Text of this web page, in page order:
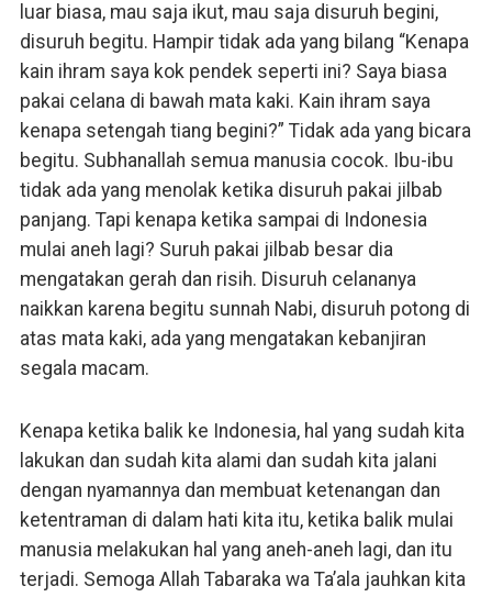
luar biasa, mau saja ikut, mau saja disuruh begini,
disuruh begitu. Hampir tidak ada yang bilang “Kenapa
kain ihram saya kok pendek seperti ini? Saya biasa
pakai celana di bawah mata kaki. Kain ihram saya
kenapa setengah tiang begini?” Tidak ada yang bicara
begitu. Subhanallah semua manusia cocok. Ibu-ibu
tidak ada yang menolak ketika disuruh pakai jilbab
panjang. Tapi kenapa ketika sampai di Indonesia
mulai aneh lagi? Suruh pakai jilbab besar dia
mengatakan gerah dan risih. Disuruh celananya
naikkan karena begitu sunnah Nabi, disuruh potong di
atas mata kaki, ada yang mengatakan kebanjiran
segala macam.
Kenapa ketika balik ke Indonesia, hal yang sudah kita
lakukan dan sudah kita alami dan sudah kita jalani
dengan nyamannya dan membuat ketenangan dan
ketentraman di dalam hati kita itu, ketika balik mulai
manusia melakukan hal yang aneh-aneh lagi, dan itu
terjadi. Semoga Allah Tabaraka wa Ta’ala jauhkan kita